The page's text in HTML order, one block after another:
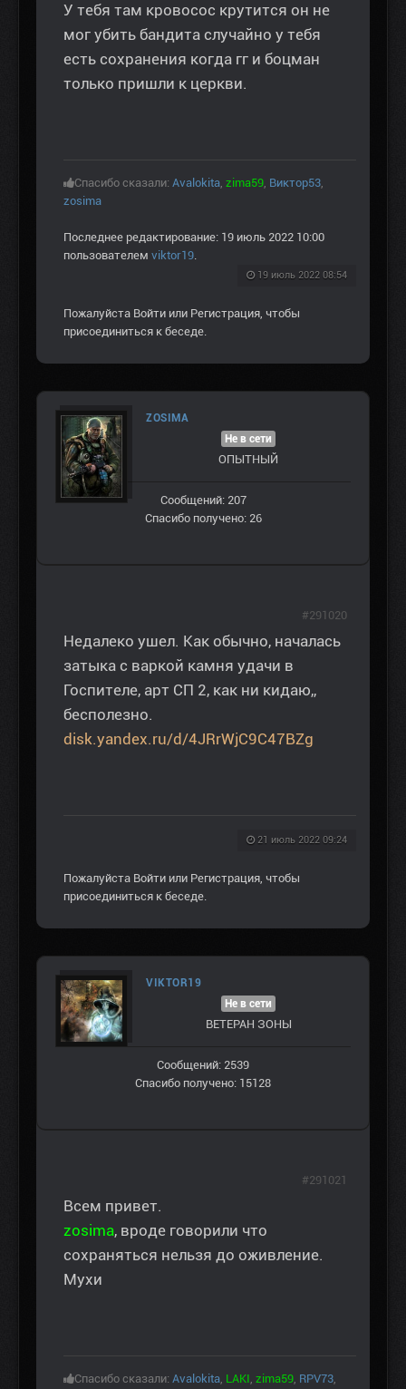
У тебя там кровосос крутится он не
мог убить бандита случайно у тебя
есть сохранения когда гг и боцман
только пришли к церкви.
Спасибо сказали: Avalokita, zima59, Виктор53,
zosima
Последнее редактирование: 19 июль 2022 10:00
пользователем viktor19.
19 июль 2022 08:54
Пожалуйста Войти или Регистрация, чтобы
присоединиться к беседе.
ZOSIMA
Не в сети
ОПЫТНЫЙ
Сообщений: 207
Спасибо получено: 26
Недалеко ушел. Как обычно, началась
затыка с варкой камня удачи в
Госпителе, арт СП 2, как ни кидаю,,
бесполезно.
disk.yandex.ru/d/4JRrWjC9C47BZg
21 июль 2022 09:24
#291020
Пожалуйста Войти или Регистрация, чтобы
присоединиться к беседе.
VIKTOR19
Не в сети
ВЕТЕРАН ЗOНЫ
Сообщений: 2539
Спасибо получено: 15128
Всем привет.
zosima, вроде говорили что
сохраняться нельзя до оживление.
Мухи
Спасибо сказали: Avalokita, LAKI, zima59, RPV73,
#291021